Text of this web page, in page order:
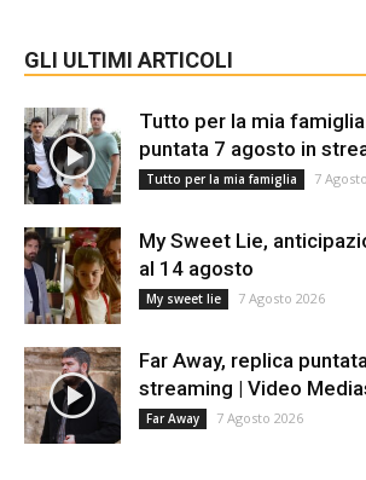
GLI ULTIMI ARTICOLI
Tutto per la mia
puntata 7 agosto in
Tutto per la mia famiglia 7
My Sweet Lie,
al 14 agosto
My sweet lie 7 Agosto 2026
Far Away, replica
streaming | Video
Far Away 7 Agosto 2026